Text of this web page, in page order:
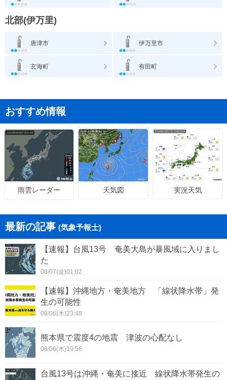
北部(伊万里)
唐津市 伊万里市
玄海町 有田町
おすすめ情報
雨雲レーダー 天気図 実況天気
最新の記事 (気象予報士)
【速報】台風13号 奄美大島が暴風域に入りまし
た
08/07(金)01:02
【速報】沖縄地方・奄美地方 「線状降水帯」発
生の可能性
08/06(木)23:48
熊本県で震度4の地震 津波の心配なし
08/06(木)19:56
台風13号は沖縄・奄美に接近 線状降水帯発生の